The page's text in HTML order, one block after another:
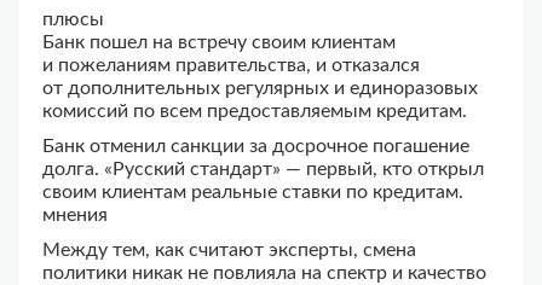
плюсы
Банк пошел на встречу своим клиентам
и пожеланиям правительства, и отказался
от дополнительных регулярных и единоразовых
комиссий по всем предоставляемым кредитам.
Банк отменил санкции за досрочное погашение
долга. «Русский стандарт» — первый, кто открыл
своим клиентам реальные ставки по кредитам.
мнения
Между тем, как считают эксперты, смена
политики никак не повлияла на спектр и качество